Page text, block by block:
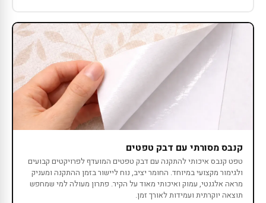
קנבס מסורתי עם דבק טפטים
טפט קנבס איכותי להתקנה עם דבק טפטים המועדף לפרויקטים קבועים
ולגימור מקצועי במיוחד. החומר יציב, נוח ליישור בזמן ההתקנה ומעניק
מראה אלגנטי, עמוק ואיכותי מאוד על הקיר. פתרון מעולה למי שמחפש
תוצאה יוקרתית ועמידות לאורך זמן.